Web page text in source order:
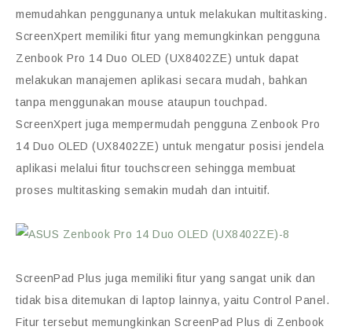
memudahkan penggunanya untuk melakukan multitasking.
ScreenXpert memiliki fitur yang memungkinkan pengguna
Zenbook Pro 14 Duo OLED (UX8402ZE) untuk dapat
melakukan manajemen aplikasi secara mudah, bahkan
tanpa menggunakan mouse ataupun touchpad.
ScreenXpert juga mempermudah pengguna Zenbook Pro
14 Duo OLED (UX8402ZE) untuk mengatur posisi jendela
aplikasi melalui fitur touchscreen sehingga membuat
proses multitasking semakin mudah dan intuitif.
ScreenPad Plus juga memiliki fitur yang sangat unik dan
tidak bisa ditemukan di laptop lainnya, yaitu Control Panel.
Fitur tersebut memungkinkan ScreenPad Plus di Zenbook